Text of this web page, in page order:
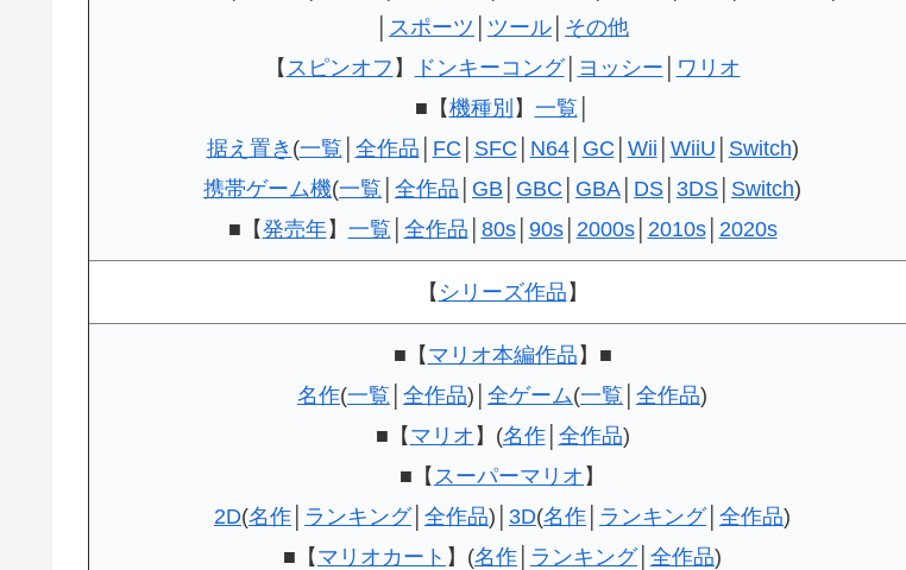
スポーツ ツール その他
【 スピンオフ 】 ドンキーコング│ ヨッシー
ワリオ
■【機種別 】 一覧
据え置き (一覧 全作品 FC SFC N64│ GC Wii WiiU Switch)
携帯ゲーム機(一覧 全作品 GB GBC GBA DS 3DS Switch)
■【発売年】 一覧 全作品 80s│ 90s│ 2000s│ 2010s│ 2020s
【 シリーズ作品 】
■【 マリオ本編作品 】■
名作(一覧 全作品)│ 全ゲーム(一覧 全作品)
■【 マリオ 】(名作│ 全作品)
■【 スーパーマリオ 】
2D(名作 ランキング│ 全作品)│ 3D(名作 ランキング│ 全作品)
■【 マリオカート 】(名作 ランキング│ 全作品)